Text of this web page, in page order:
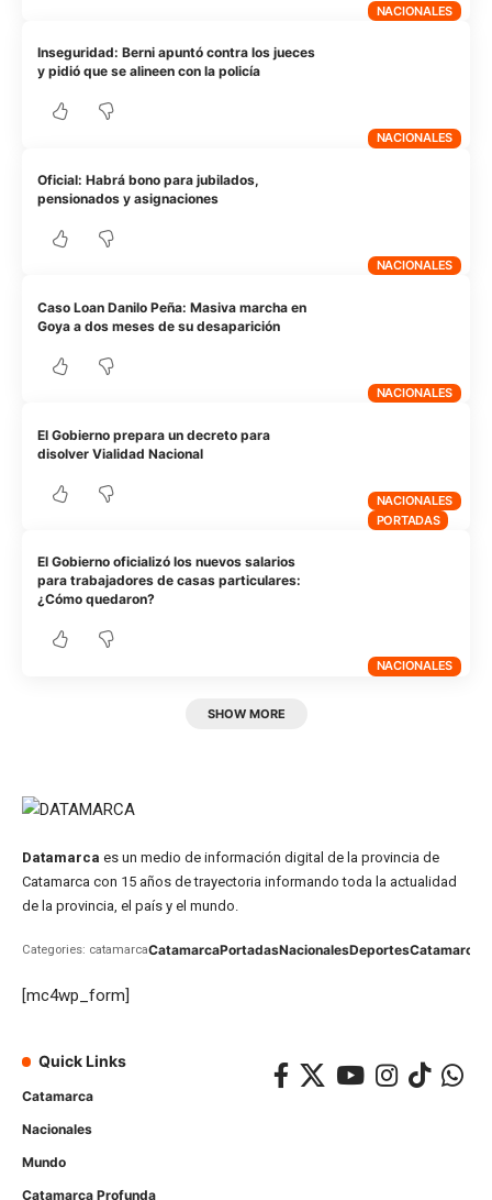
NACIONALES
NACIONALES
Inseguridad: Berni apuntó contra los jueces
y pidió que se alineen con la policía
NACIONALES
Oficial: Habrá bono para jubilados,
pensionados y asignaciones
NACIONALES
Caso Loan Danilo Peña: Masiva marcha en
Goya a dos meses de su desaparición
NACIONALES
PORTADAS
El Gobierno prepara un decreto para
disolver Vialidad Nacional
NACIONALES
El Gobierno oficializó los nuevos salarios
para trabajadores de casas particulares:
¿Cómo quedaron?
SHOW MORE
Datamarca es un medio de información digital de la provincia de
Catamarca con 15 años de trayectoria informando toda la actualidad
de la provincia, el país y el mundo.
Categories: catamarcaCatamarcaPortadasNacionalesDeportesCatamarca
[mc4wp_form]
Quick Links
Catamarca
Nacionales
Mundo
Catamarca Profunda